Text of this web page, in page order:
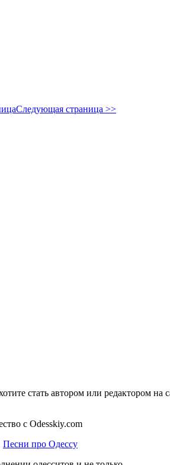
Следующая страница >>
стать автором или редактором
Песни про Одессу